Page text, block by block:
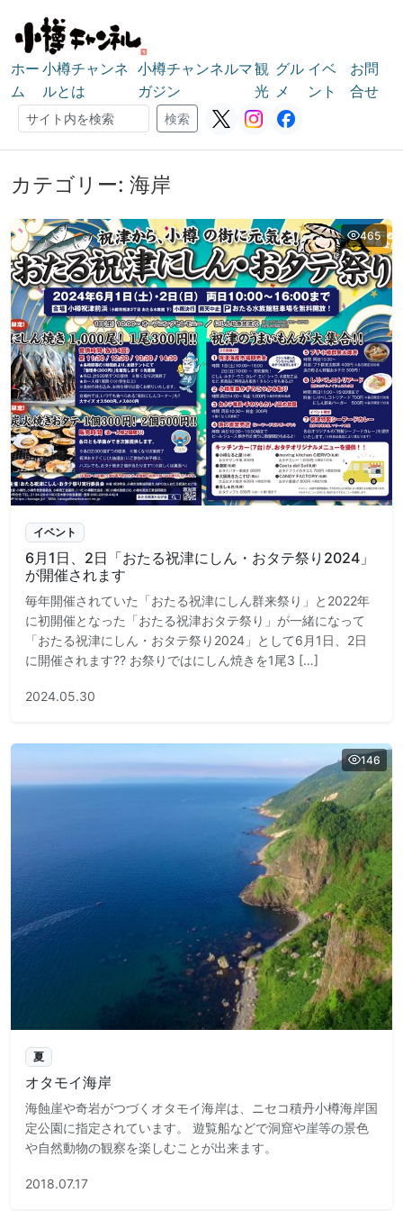
ホー
ム
小樽チャンネ
ルとは
小樽チャンネルマ
ガジン
観
光
グル
メ
イベ
ント
お問
合せ
検索
検索
カテゴリー: 海岸
465
イベント
6月1日、2日「おたる祝津にしん・おタテ祭り2024」
が開催されます
毎年開催されていた「おたる祝津にしん群来祭り」と2022年
に初開催となった「おたる祝津おタテ祭り」が一緒になって
「おたる祝津にしん・おタテ祭り2024」として6月1日、2日
に開催されます?? お祭りではにしん焼きを1尾3 […]
2024.05.30
146
夏
オタモイ海岸
海蝕崖や奇岩がつづくオタモイ海岸は、ニセコ積丹小樽海岸国
定公園に指定されています。 遊覧船などで洞窟や崖等の景色
や自然動物の観察を楽しむことが出来ます。
2018.07.17